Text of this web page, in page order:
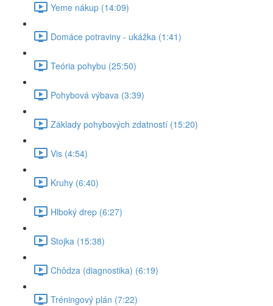
Yeme nákup (14:09)
Domáce potraviny - ukážka (1:41)
Teória pohybu (25:50)
Pohybová výbava (3:39)
Základy pohybových zdatností (15:20)
Vis (4:54)
Kruhy (6:40)
Hlboký drep (6:27)
Stojka (15:38)
Chôdza (diagnostika) (6:19)
Tréningový plán (7:22)